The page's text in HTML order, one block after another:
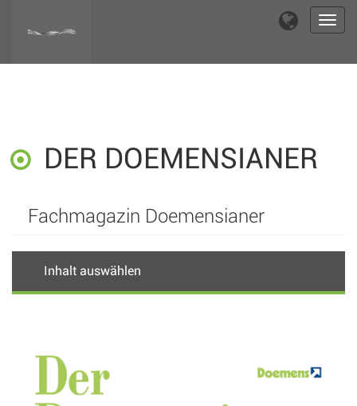
DER DOEMENSIANER
Fachmagazin Doemensianer
Inhalt auswählen